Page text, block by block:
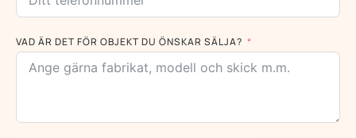
VAD ÄR DET FÖR OBJEKT DU ÖNSKAR SÄLJA?